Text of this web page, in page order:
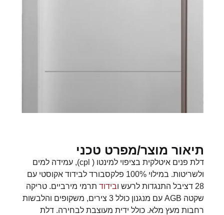
תיאור מוצר/מפרט טכני
דלת פנים איטלקית בציפוי למינטו ( cpl), עמידה למים
ולשריטות. במילוי 100% פלקסבורד לבידוד אקוסטי עם
בידוד תרמי מירביים. טריקה
שקטה AGB עם מנגנון כולל 3 צירים, משקופים והלבשות
רחבות מעץ מלא. כולל ידית מעוצבת לבחירה. דלת